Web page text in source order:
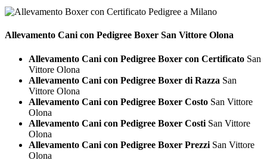
Allevamento Cani con Pedigree Boxer San Vittore Olona
Allevamento Cani con Pedigree Boxer con Certificato San
Vittore Olona
Allevamento Cani con Pedigree Boxer di Razza San
Vittore Olona
Allevamento Cani con Pedigree Boxer Costo San Vittore
Olona
Allevamento Cani con Pedigree Boxer Costi San Vittore
Olona
Allevamento Cani con Pedigree Boxer Prezzi San Vittore
Olona